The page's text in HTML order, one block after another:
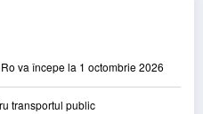
va începe la 1 octombrie 2026
transportul public